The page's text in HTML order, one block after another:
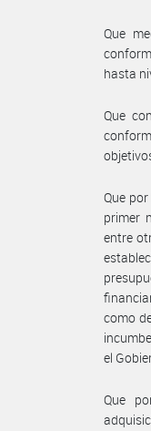
Que
hasta
Que
Que
primer
entre
como
el
Que